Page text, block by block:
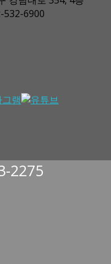
532-6900
2275